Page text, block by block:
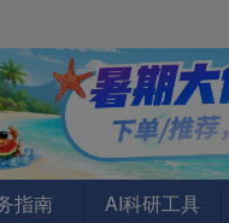
指南 AI科研工具